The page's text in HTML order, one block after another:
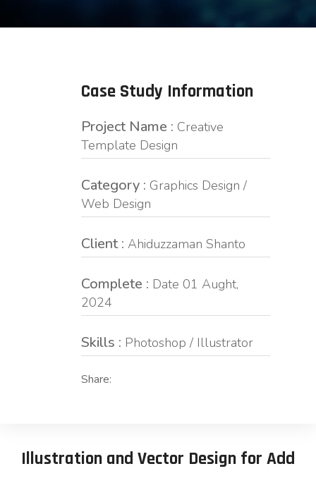
Case Study Information
Project Name : Creative
Template Design
Category : Graphics Design /
Web Design
Client : Ahiduzzaman Shanto
Complete : Date 01 Aught,
2024
Skills : Photoshop / Illustrator
Share:
Illustration and Vector Design for Add